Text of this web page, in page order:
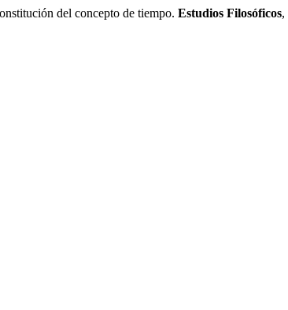
del concepto de tiempo. Estudios Filosóficos,